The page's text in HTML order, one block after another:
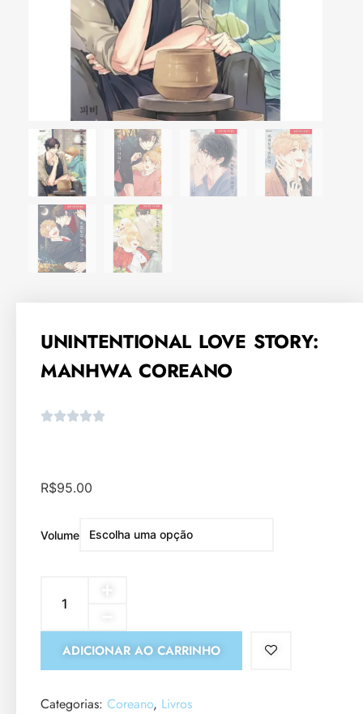
UNINTENTIONAL LOVE STORY:
MANHWA COREANO
R$95.00
Volume
ADICIONAR AO CARRINHO
Categorias: Coreano, Livros